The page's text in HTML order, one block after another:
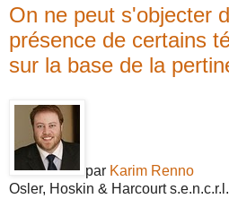
On ne peut s'objecter
présence de certains
sur la base de la
par Karim Renno
Osler, Hoskin & Harcourt